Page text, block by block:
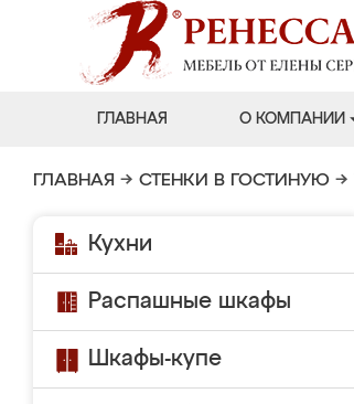
ГЛАВНАЯ О КОМПАНИИ
ГЛАВНАЯ → СТЕНКИ В ГОСТИНУЮ →
Кухни
Распашные шкафы
Шкафы-купе